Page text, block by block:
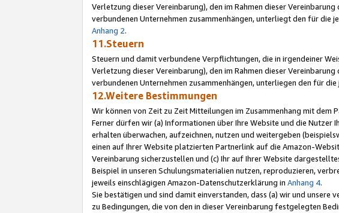
Verletzung dieser Vereinbarung), den im Rahmen dieser
verbundenen Unternehmen zusammenhängen, unterliegt den für die
Anhang 2.
11.Steuern
Steuern und damit verbundene Verpflichtungen, die in irgendeiner
Verletzung dieser Vereinbarung), den im Rahmen dieser
verbundenen Unternehmen zusammenhängen, unterliegen den für
12.Weitere Bestimmungen
Wir können von Zeit zu Zeit Mitteilungen im Zusammenhang mit dem
Ferner dürfen wir (a) Informationen über Ihre Website und die
erhalten überwachen, aufzeichnen, nutzen und weitergeben
einen auf Ihrer Website platzierten Partnerlink auf die Amazon-
Vereinbarung sicherzustellen und (c) Ihr auf Ihrer Website
Beispiel in unseren Schulungsmaterialien nutzen, reproduzieren,
jeweils einschlägigen Amazon-Datenschutzerklärung in Anhang 4.
Sie bestätigen und sind damit einverstanden, dass (a) wir und
zu Bedingungen, die von den in dieser Vereinbarung festgelegten